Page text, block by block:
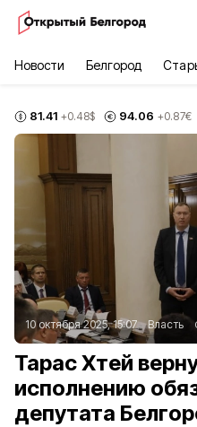
Новости Белгород
81.41 +0.48$ 94.06 +0.87€
10 октября 2025, 15:07 Власть
Тарас Хтей
исполнению
депутата